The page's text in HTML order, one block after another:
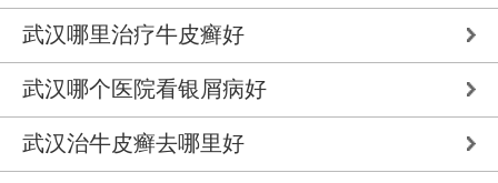
武汉哪里治疗牛皮癣好
武汉哪个医院看银屑病好
武汉治牛皮癣去哪里好